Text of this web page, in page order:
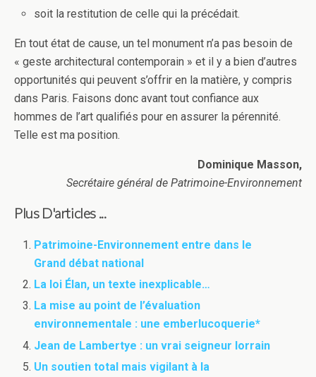
soit la restitution de celle qui la précédait.
En tout état de cause, un tel monument n’a pas besoin de
« geste architectural contemporain » et il y a bien d’autres
opportunités qui peuvent s’offrir en la matière, y compris
dans Paris. Faisons donc avant tout confiance aux
hommes de l’art qualifiés pour en assurer la pérennité.
Telle est ma position.
Dominique Masson,
Secrétaire général de Patrimoine-Environnement
Plus D'articles ...
Patrimoine-Environnement entre dans le
Grand débat national
La loi Élan, un texte inexplicable…
La mise au point de l’évaluation
environnementale : une emberlucoquerie*
Jean de Lambertye : un vrai seigneur lorrain
Un soutien total mais vigilant à la